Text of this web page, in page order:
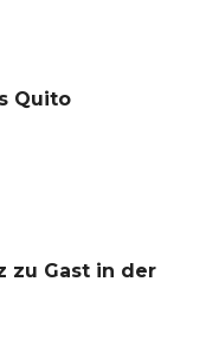
Quito
zu Gast in der